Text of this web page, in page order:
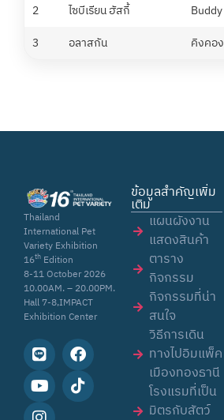
2
ไซบีเรียน ฮัสกี้ Buddy
3
อลาสกัน คิงคอง
Thailand
International Pet
Variety Exhibition
16th Edition
8-11 October 2026
10.00AM. – 20.00PM.
Hall 7-8,IMPACT
Exhibition Center
ข้อมูลสำคัญเพิ่ม
เติม
แผนผังงาน
แสดงสินค้า
ตาราง
กิจกรรม
กิจกรรมที่น่า
สนใจ
วิธีการเดิน
ทางไปอิมแพ็ค
เมืองทองธานี
โรงแรมที่เป็น
มิตรกับสัตว์